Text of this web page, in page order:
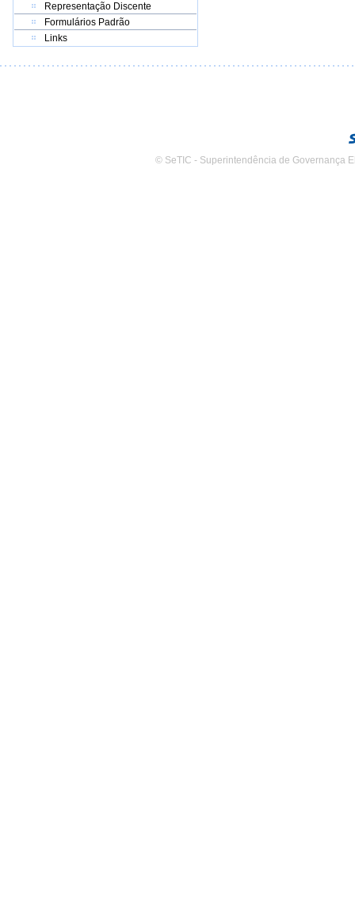
Representação Discente
Formulários Padrão
Links
© SeTIC - Superintendência de Governança